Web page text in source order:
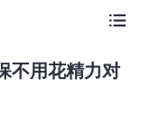
不用花精力对